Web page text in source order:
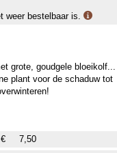
als de stengel, na koken (!)
verpakken.
weer bestelbaar is.
grote, goudgele bloeikolf...
plant voor de schaduw tot
€
7,50